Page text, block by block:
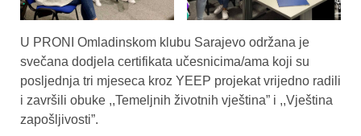
U PRONI Omladinskom klubu Sarajevo održana je
svečana dodjela certifikata učesnicima/ama koji su
posljednja tri mjeseca kroz YEEP projekat vrijedno radili
i završili obuke ,,Temeljnih životnih vještina” i ,,Vještina
zapošljivosti”.